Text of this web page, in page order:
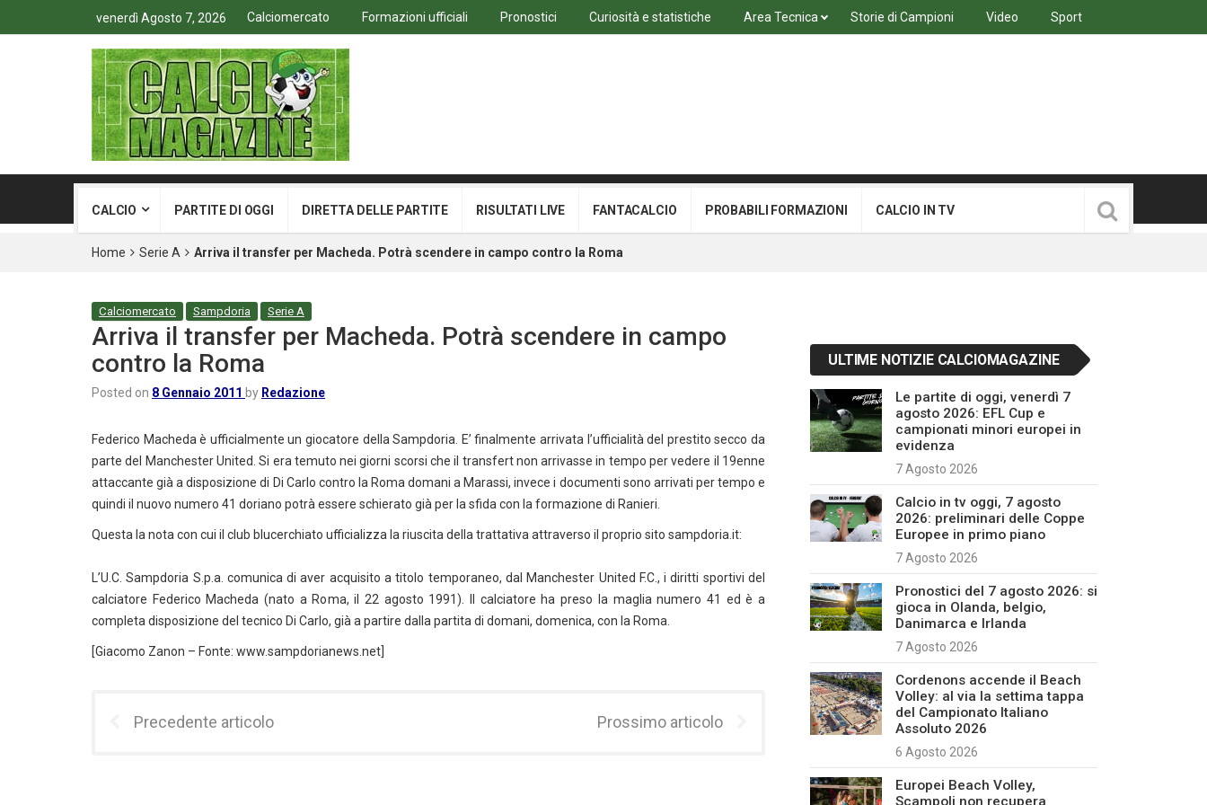
venerdì Agosto 7, 2026 Calciomercato Formazioni ufficiali Pronostici Curiosità e statistiche Area Tecnica Storie di Campioni Video Sport
CALCIO PARTITE DI OGGI DIRETTA DELLE PARTITE RISULTATI LIVE FANTACALCIO PROBABILI FORMAZIONI CALCIO IN TV
Home Serie A Arriva il transfer per Macheda. Potrà scendere in campo contro la Roma
Calciomercato Sampdoria Serie A
Arriva il transfer per Macheda. Potrà scendere in campo
contro la Roma
Posted on 8 Gennaio 2011 by Redazione
Federico Macheda è ufficialmente un giocatore della Sampdoria. E’ finalmente arrivata l’ufficialità del prestito secco da
parte del Manchester United. Si era temuto nei giorni scorsi che il transfert non arrivasse in tempo per vedere il 19enne
attaccante già a disposizione di Di Carlo contro la Roma domani a Marassi, invece i documenti sono arrivati per tempo e
quindi il nuovo numero 41 doriano potrà essere schierato già per la sfida con la formazione di Ranieri.
Questa la nota con cui il club blucerchiato ufficializza la riuscita della trattativa attraverso il proprio sito sampdoria.it:
L’U.C. Sampdoria S.p.a. comunica di aver acquisito a titolo temporaneo, dal Manchester United F.C., i diritti sportivi del
calciatore Federico Macheda (nato a Roma, il 22 agosto 1991). Il calciatore ha preso la maglia numero 41 ed è a
completa disposizione del tecnico Di Carlo, già a partire dalla partita di domani, domenica, con la Roma.
[Giacomo Zanon – Fonte: www.sampdorianews.net]
Precedente articolo Prossimo articolo
ULTIME NOTIZIE CALCIOMAGAZINE
Le partite di oggi, venerdì 7
agosto 2026: EFL Cup e
campionati minori europei in
evidenza
7 Agosto 2026
Calcio in tv oggi, 7 agosto
2026: preliminari delle Coppe
Europee in primo piano
7 Agosto 2026
Pronostici del 7 agosto 2026: si
gioca in Olanda, belgio,
Danimarca e Irlanda
7 Agosto 2026
Cordenons accende il Beach
Volley: al via la settima tappa
del Campionato Italiano
Assoluto 2026
6 Agosto 2026
Europei Beach Volley,
Scampoli non recupera